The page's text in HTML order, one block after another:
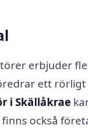
erbjuder
ett
i Skällåkrae
också